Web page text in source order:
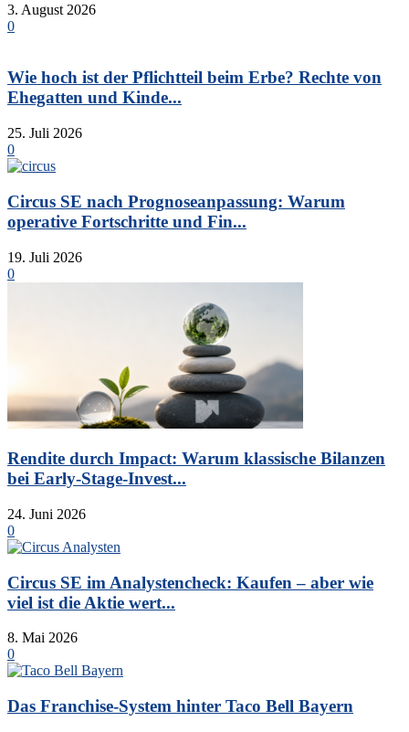
3. August 2026
0
Wie hoch ist der Pflichtteil beim Erbe? Rechte von
Ehegatten und Kinde...
25. Juli 2026
0
Circus SE nach Prognoseanpassung: Warum
operative Fortschritte und Fin...
19. Juli 2026
0
Rendite durch Impact: Warum klassische Bilanzen
bei Early-Stage-Invest...
24. Juni 2026
0
Circus SE im Analystencheck: Kaufen – aber wie
viel ist die Aktie wert...
8. Mai 2026
0
Das Franchise-System hinter Taco Bell Bayern